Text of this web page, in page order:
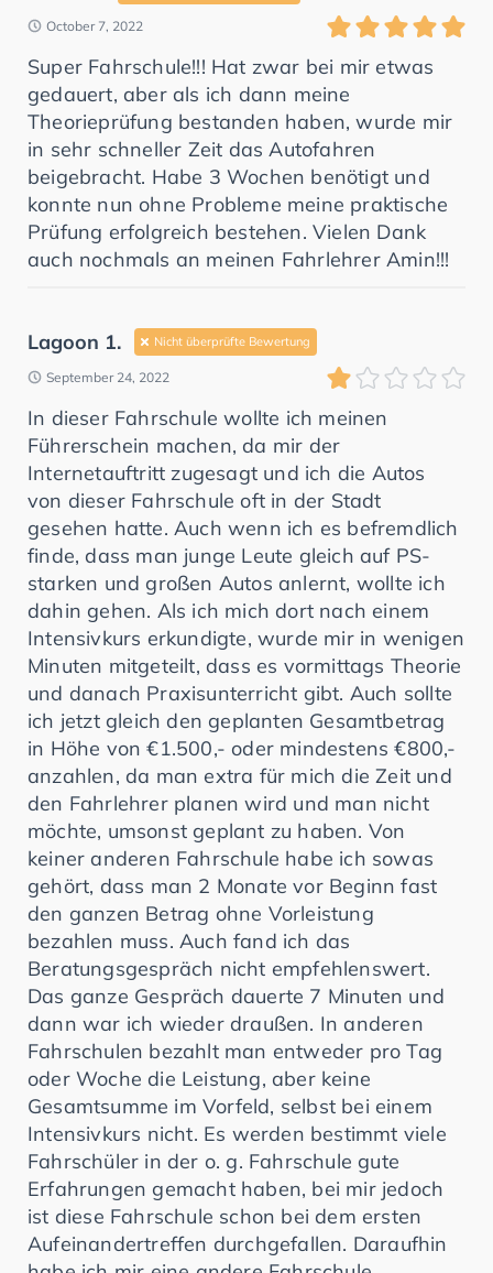
October 7, 2022
Super Fahrschule!!! Hat zwar bei mir etwas
gedauert, aber als ich dann meine
Theorieprüfung bestanden haben, wurde mir
in sehr schneller Zeit das Autofahren
beigebracht. Habe 3 Wochen benötigt und
konnte nun ohne Probleme meine praktische
Prüfung erfolgreich bestehen. Vielen Dank
auch nochmals an meinen Fahrlehrer Amin!!!
Lagoon 1. Nicht überprüfte Bewertung
September 24, 2022
In dieser Fahrschule wollte ich meinen
Führerschein machen, da mir der
Internetauftritt zugesagt und ich die Autos
von dieser Fahrschule oft in der Stadt
gesehen hatte. Auch wenn ich es befremdlich
finde, dass man junge Leute gleich auf PS-
starken und großen Autos anlernt, wollte ich
dahin gehen. Als ich mich dort nach einem
Intensivkurs erkundigte, wurde mir in wenigen
Minuten mitgeteilt, dass es vormittags Theorie
und danach Praxisunterricht gibt. Auch sollte
ich jetzt gleich den geplanten Gesamtbetrag
in Höhe von €1.500,- oder mindestens €800,-
anzahlen, da man extra für mich die Zeit und
den Fahrlehrer planen wird und man nicht
möchte, umsonst geplant zu haben. Von
keiner anderen Fahrschule habe ich sowas
gehört, dass man 2 Monate vor Beginn fast
den ganzen Betrag ohne Vorleistung
bezahlen muss. Auch fand ich das
Beratungsgespräch nicht empfehlenswert.
Das ganze Gespräch dauerte 7 Minuten und
dann war ich wieder draußen. In anderen
Fahrschulen bezahlt man entweder pro Tag
oder Woche die Leistung, aber keine
Gesamtsumme im Vorfeld, selbst bei einem
Intensivkurs nicht. Es werden bestimmt viele
Fahrschüler in der o. g. Fahrschule gute
Erfahrungen gemacht haben, bei mir jedoch
ist diese Fahrschule schon bei dem ersten
Aufeinandertreffen durchgefallen. Daraufhin